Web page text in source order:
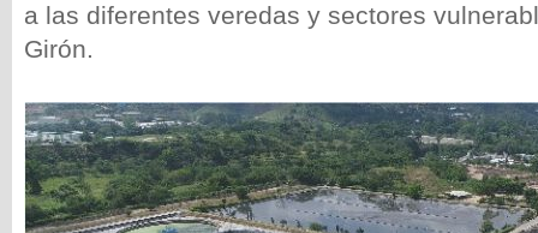
a las diferentes veredas y sectores
Girón.